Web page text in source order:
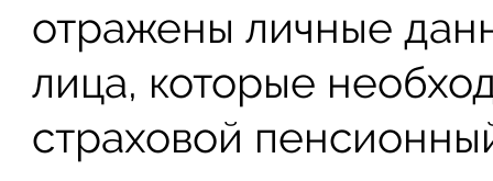
отражены личные
лица, которые
страховой